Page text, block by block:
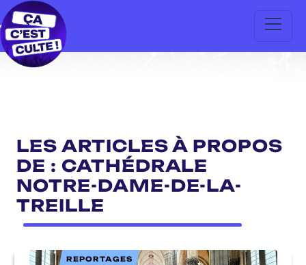
LES ARTICLES À PROPOS
DE : CATHÉDRALE
NOTRE-DAME-DE-LA-
TREILLE
REPORTAGES